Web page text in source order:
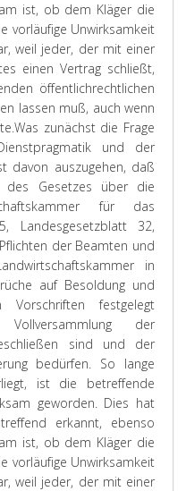
ist, ob dem Kläger die
vorläufige Unwirksamkeit
weil jeder, der mit einer
einen Vertrag schließt,
öffentlichrechtlichen
lassen muß, auch wenn
Was zunächst die Frage
und der
davon auszugehen, daß
des Gesetzes über die
für das
Landesgesetzblatt 32,
der Beamten und
in
auf Besoldung und
Vorschriften festgelegt
der
sind und der
bedürfen. So lange
ist die betreffende
geworden. Dies hat
erkannt, ebenso
ist, ob dem Kläger die
vorläufige Unwirksamkeit
weil jeder, der mit einer